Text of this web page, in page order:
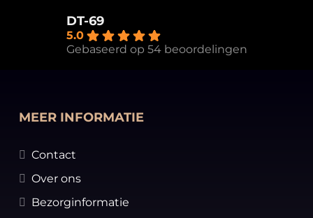
DT-69
5.0
Gebaseerd op 54 beoordelingen
MEER INFORMATIE
Contact
Over ons
Bezorginformatie